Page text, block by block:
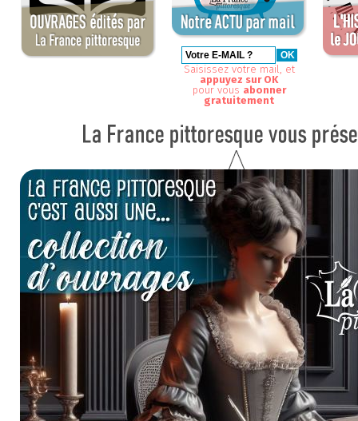
Saisissez votre mail, et
appuyez sur OK
pour vous abonner
gratuitement